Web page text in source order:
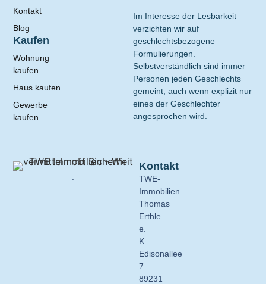
Im Interesse der Lesbarkeit
verzichten wir auf
geschlechtsbezogene
Formulierungen.
Selbstverständlich sind immer
Personen jeden Geschlechts
gemeint, auch wenn explizit nur
eines der Geschlechter
angesprochen wird.
Kontakt
TWE-
Immobilien
Thomas
Erthle
e.
K.
Edisonallee
7
89231
Kontakt
Blog
Kaufen
Wohnung
kaufen
Haus kaufen
Gewerbe
kaufen